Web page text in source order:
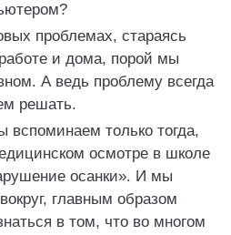
проблемах, стараясь
и дома, порой мы
А ведь проблему всегда
решать.
вспоминаем только тогда,
осмотре в школе
осанки». И мы
главным образом
в том, что во многом